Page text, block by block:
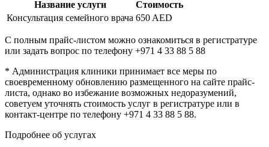
Название услуги
Стоимость
Консультация семейного врача 650 AED
С полным прайс-листом можно ознакомиться в регистратуре
или задать вопрос по телефону +971 4 33 88 5 88
* Администрация клиники принимает все меры по
своевременному обновлению размещенного на сайте прайс-
листа, однако во избежание возможных недоразумений,
советуем уточнять стоимость услуг в регистратуре или в
контакт-центре по телефону +971 4 33 88 5 88.
Подробнее об услугах